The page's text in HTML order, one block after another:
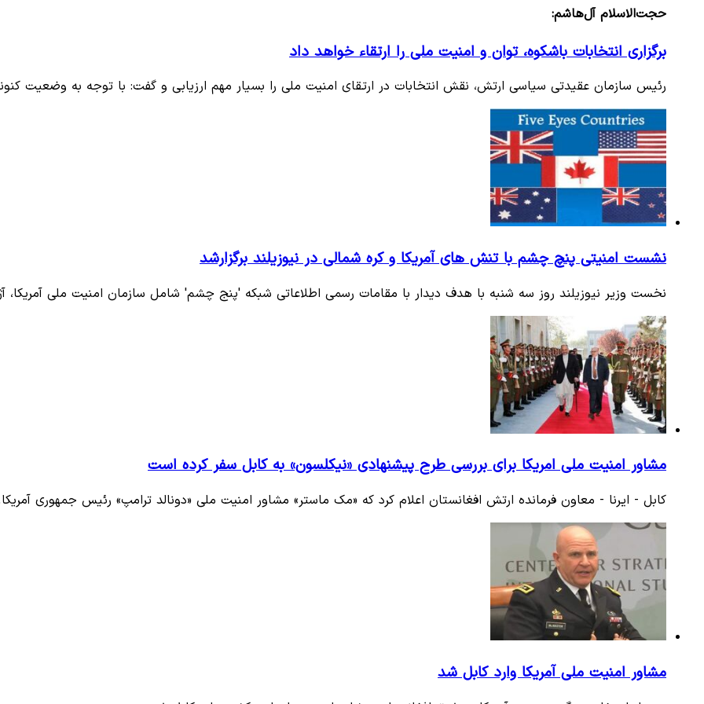
حجت‌الاسلام آل‌هاشم:
برگزاری انتخابات باشکوه، توان و امنیت ملی را ارتقاء خواهد داد
رئیس سازمان عقیدتی سیاسی ارتش، نقش انتخابات در ارتقای امنیت ملی را بسیار مهم ارزیابی و گفت: با توجه به وضعیت
نشست امنیتی پنچ چشم با تنش های آمریکا و کره شمالی در نیوزیلند برگزارشد
نخست وزیر نیوزیلند روز سه شنبه با هدف دیدار با مقامات رسمی اطلاعاتی شبکه 'پنج چشم' شامل سازمان امنیت ملی آمریکا،
مشاور امنیت ملی امریکا برای بررسی طرح پیشنهادی «نیکلسون» به کابل سفر کرده است
کابل - ایرنا - معاون فرمانده ارتش افغانستان اعلام کرد که «مک ماستر» مشاور امنیت ملی «دونالد ترامپ» رئیس جمهوری
مشاور امنیت ملی آمریکا وارد کابل شد